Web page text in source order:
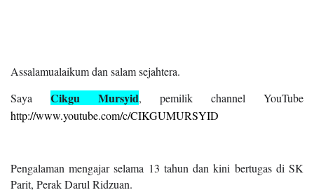
Assalamualaikum dan salam sejahtera.
Saya Cikgu Mursyid , pemilik channel YouTube
http://www.youtube.com/c/CIKGUMURSYID
Pengalaman mengajar selama 13 tahun dan kini bertugas di SK
Parit, Perak Darul Ridzuan.